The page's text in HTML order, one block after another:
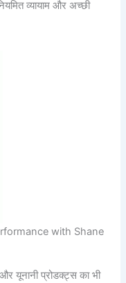
व्यायाम और अच्छी
with Shane
यूनानी प्रोडक्ट्स का भी